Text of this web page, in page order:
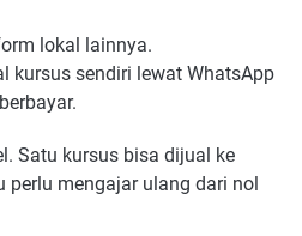
lokal lainnya.
kursus sendiri lewat WhatsApp
Satu kursus bisa dijual ke
mengajar ulang dari nol